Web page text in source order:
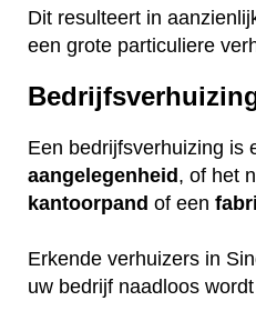
Dit resulteert in
een grote particuliere
Een bedrijfsverhuizing is
aangelegenheid , of het
kantoorpand of een
Erkende verhuizers in
uw bedrijf naadloos